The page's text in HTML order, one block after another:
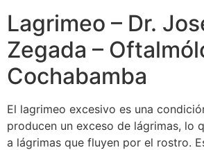
Lagrimeo – Dr.
Zegada –
Cochabamba
El lagrimeo excesivo es una
producen un exceso de lágrimas, lo
a lágrimas que fluyen por el rostro.